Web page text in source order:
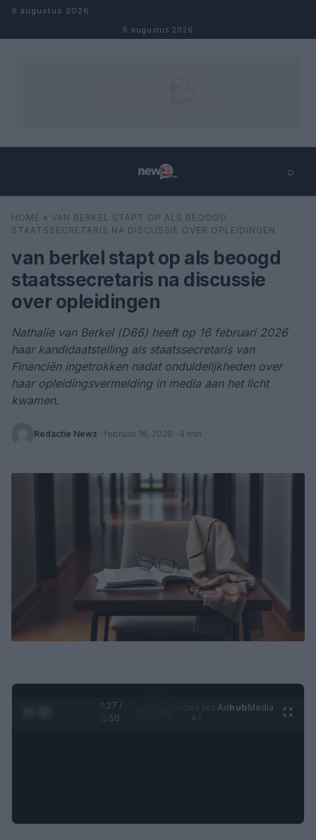
Naar inhoud
6 augustus 2026
6 augustus 2026
⌕
Zoeken
HOME » VAN BERKEL STAPT OP ALS BEOOGD
STAATSSECRETARIS NA DISCUSSIE OVER OPLEIDINGEN
van berkel stapt op als beoogd
staatssecretaris na discussie
over opleidingen
Nathalie van Berkel (D66) heeft op 16 februari 2026
haar kandidaatstelling als staatssecretaris van
Financiën ingetrokken nadat onduidelijkheden over
haar opleidingsvermelding in media aan het licht
kwamen.
Redactie Newz · februari 16, 2026 · 4 min
0:28 /
1:50
AdhubMedia